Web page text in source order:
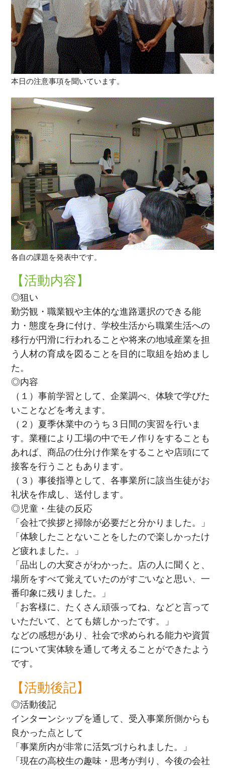
本日の注意事項を聞いています。
各自の課題を発表中です。
【活動内容】
◎狙い
勤労観・職業観や主体的な進路選択のできる能
力・態度を身に付け、学校生活から職業生活への
移行が円滑に行われることや将来の地域産業を担
う人材の育成を図ることを目的に取組を始めまし
た。
◎内容
（１）事前学習として、企業調べ、体験で学びた
いことなどを考えます。
（２）夏季休業中のうち３日間の実習を行いま
す。業種により工場の中でモノ作りをすることも
あれば、商品の仕分け作業をすることや店頭にて
接客を行うこともあります。
（３）事後指導として、各事業所に該当生徒がお
礼状を作成し、送付します。
◎児童・生徒の反応
「会社で挨拶と掃除が必要だと分かりました。」
「体験したことないことをしたので楽しかったけ
ど疲れました。」
「品出しの大変さがわかった。店の人に聞くと、
場所をすべて覚えていたのがすごいなと思い、一
番印象に残りました。」
「お客様に、たくさん頑張ってね、などと言って
いただいて、とても嬉しかったです。」
などの感想があり、社会で求められる能力や資質
について実体験を通して考えることができたよう
です。
【活動後記】
◎活動後記
インターンシップを通して、受入事業所側からも
良かった点として
「事業所内が非常に活気づけられました。」
「現在の高校生の趣味・思考が判り、今後の会社